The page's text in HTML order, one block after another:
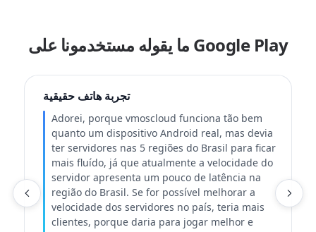
ما يقوله مستخدمونا على Google Play
تجربة هاتف حقيقية
Adorei, porque vmoscloud funciona tão bem
quanto um dispositivo Android real, mas devia
ter servidores nas 5 regiões do Brasil para ficar
mais fluído, já que atualmente a velocidade do
servidor apresenta um pouco de latência na
região do Brasil. Se for possível melhorar a
velocidade dos servidores no país, teria mais
clientes, porque daria para jogar melhor e